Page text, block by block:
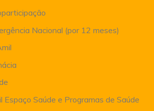
Nacional (por 12 meses)
Espaço Saúde e Programas de Saúde